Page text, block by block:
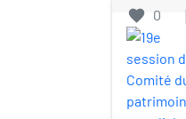
favorite 0